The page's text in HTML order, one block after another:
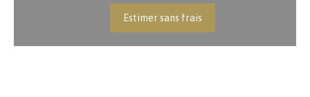
Estimer sans frais